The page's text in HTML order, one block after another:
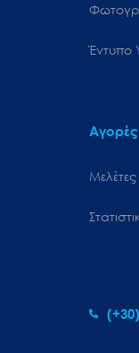
Έντυπο
Αγορές
Μελέτες